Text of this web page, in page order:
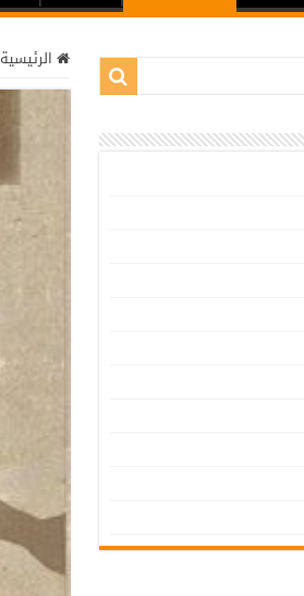
الرئيسية